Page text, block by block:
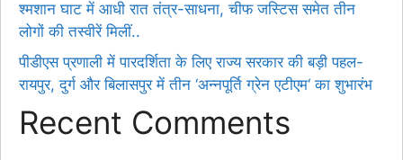
श्मशान घाट में आधी रात तंत्र-साधना, चीफ जस्टिस समेत तीन
लोगों की तस्वीरें मिलीं..
पीडीएस प्रणाली में पारदर्शिता के लिए राज्य सरकार की बड़ी पहल-
रायपुर, दुर्ग और बिलासपुर में तीन ‘अन्नपूर्ति ग्रेन एटीएम‘ का शुभारंभ
Recent Comments